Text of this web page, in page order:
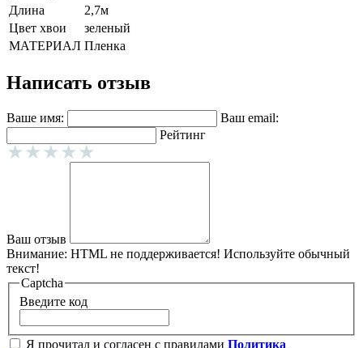
Длина
2,7м
Цвет хвои
зеленый
МАТЕРИАЛ Пленка
Написать отзыв
Ваше имя:
Ваш email:
Рейтинг
Ваш отзыв
Внимание: HTML не поддерживается! Используйте обычный
текст!
Captcha
Введите код
Я прочитал и согласен с правилами Политика